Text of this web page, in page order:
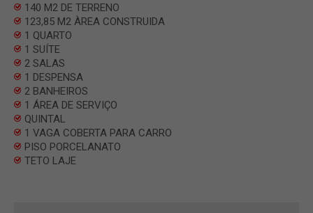
140 M2 DE TERRENO
123,85 M2 ÀREA CONSTRUIDA
1 QUARTO
1 SUÍTE
2 SALAS
1 DESPENSA
2 BANHEIROS
1 ÁREA DE SERVIÇO
QUINTAL
1 VAGA COBERTA PARA CARRO
PISO PORCELANATO
TETO LAJE